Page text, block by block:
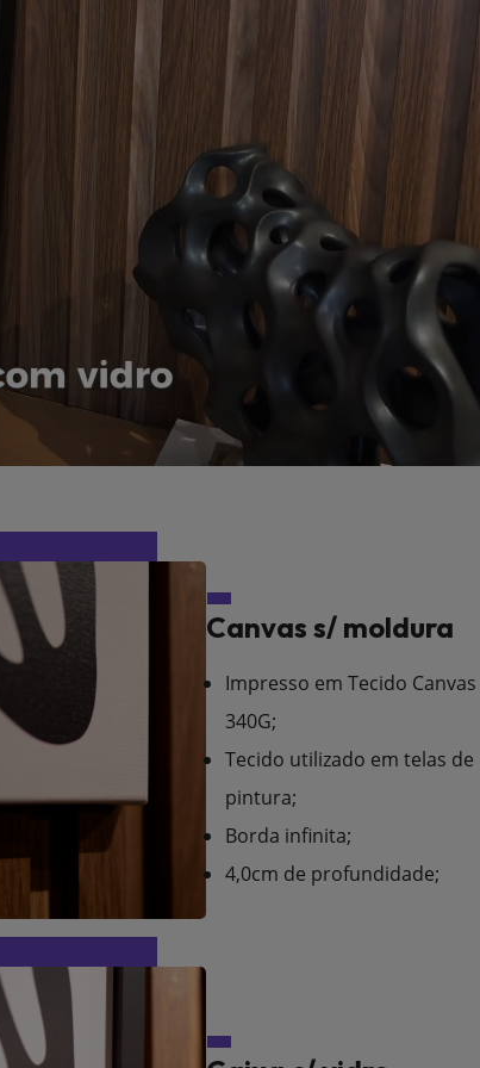
Canvas s/ moldura
Impresso em Tecido Canvas
340G;
Tecido utilizado em telas de
pintura;
Borda infinita;
4,0cm de profundidade;